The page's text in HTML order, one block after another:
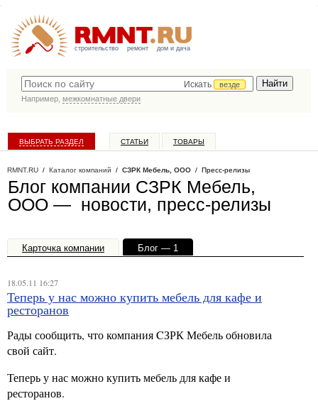
строительство ремонт дом и дача
Искать
везде
Например, межкомнатные двери
ВЫБРАТЬ РАЗДЕЛ СТАТЬИ ТОВАРЫ
RMNT.RU / Каталог компаний / СЗРК Мебель, ООО / Пресс-релизы
Блог компании СЗРК Мебель,
ООО — новости, пресс-релизы
Карточка компании
Блог — 1
18.05.11 16:27
Теперь у нас можно купить мебель для кафе и
ресторанов
Рады сообщить, что компания CЗРК Мебель обновила
свой сайт.
Теперь у нас можно купить мебель для кафе и
ресторанов.